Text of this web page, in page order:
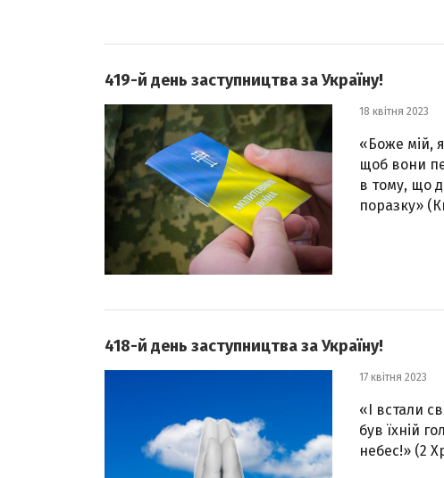
419-й день заступництва за Україну!
18 квітня 2023
«Боже мій,
щоб вони
в тому, що
поразку»
418-й день заступництва за Україну!
17 квітня 2023
«І встали
був їхній
небес!» (2